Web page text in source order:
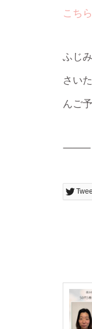
こち
ふじ
さい
んご
⸻